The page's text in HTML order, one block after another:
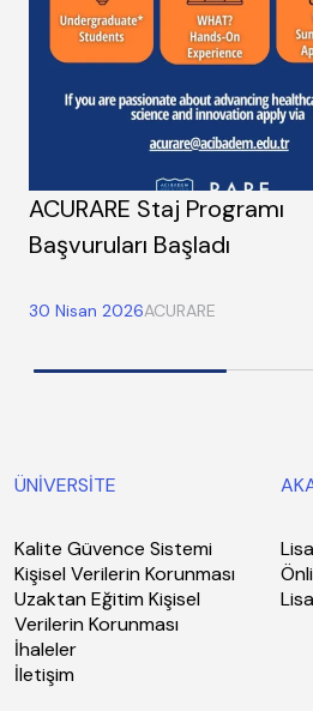
ACURARE Staj Programı
Başvuruları Başladı
30 Nisan 2026ACURARE
ÜNİVERSİTE
Kalite Güvence Sistemi
Kişisel Verilerin Korunması
Uzaktan Eğitim Kişisel
Verilerin Korunması
İhaleler
İletişim